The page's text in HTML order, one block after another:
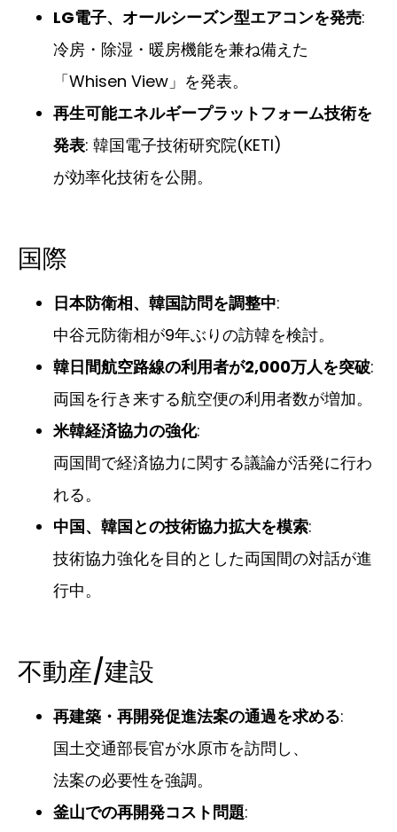
LG電子、オールシーズン型エアコンを発売:
冷房・除湿・暖房機能を兼ね備えた
「Whisen View」を発表。
再生可能エネルギープラットフォーム技術を
発表: 韓国電子技術研究院(KETI)
が効率化技術を公開。
国際
日本防衛相、韓国訪問を調整中:
中谷元防衛相が9年ぶりの訪韓を検討。
韓日間航空路線の利用者が2,000万人を突破:
両国を行き来する航空便の利用者数が増加。
米韓経済協力の強化:
両国間で経済協力に関する議論が活発に行わ
れる。
中国、韓国との技術協力拡大を模索:
技術協力強化を目的とした両国間の対話が進
行中。
不動産/建設
再建築・再開発促進法案の通過を求める:
国土交通部長官が水原市を訪問し、
法案の必要性を強調。
釜山での再開発コスト問題: